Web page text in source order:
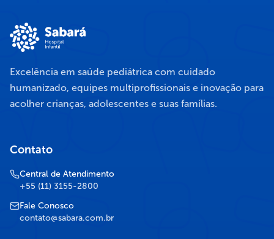
Excelência em saúde pediátrica com cuidado
humanizado, equipes multiprofissionais e inovação para
acolher crianças, adolescentes e suas famílias.
Contato
Central de Atendimento
+55 (11) 3155-2800
Fale Conosco
contato@sabara.com.br